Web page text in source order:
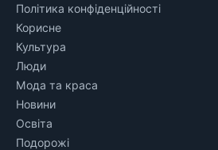
Політика конфіденційності
Корисне
Культура
Люди
Мода та краса
Новини
Освіта
Подорожі